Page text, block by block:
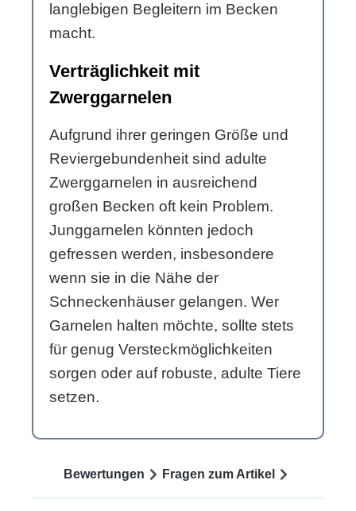
langlebigen Begleitern im Becken
macht.
Verträglichkeit mit
Zwerggarnelen
Aufgrund ihrer geringen Größe und
Reviergebundenheit sind adulte
Zwerggarnelen in ausreichend
großen Becken oft kein Problem.
Junggarnelen könnten jedoch
gefressen werden, insbesondere
wenn sie in die Nähe der
Schneckenhäuser gelangen. Wer
Garnelen halten möchte, sollte stets
für genug Versteckmöglichkeiten
sorgen oder auf robuste, adulte Tiere
setzen.
Bewertungen Fragen zum Artikel